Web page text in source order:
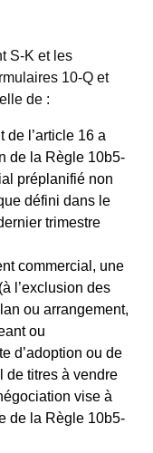
S-K et les
10-Q et
de :
de l’article 16 a
de la Règle 10b5-
préplanifié non
défini dans le
trimestre
commercial, une
l’exclusion des
ou arrangement,
ou
d’adoption ou de
de titres à vendre
vise à
de la Règle 10b5-